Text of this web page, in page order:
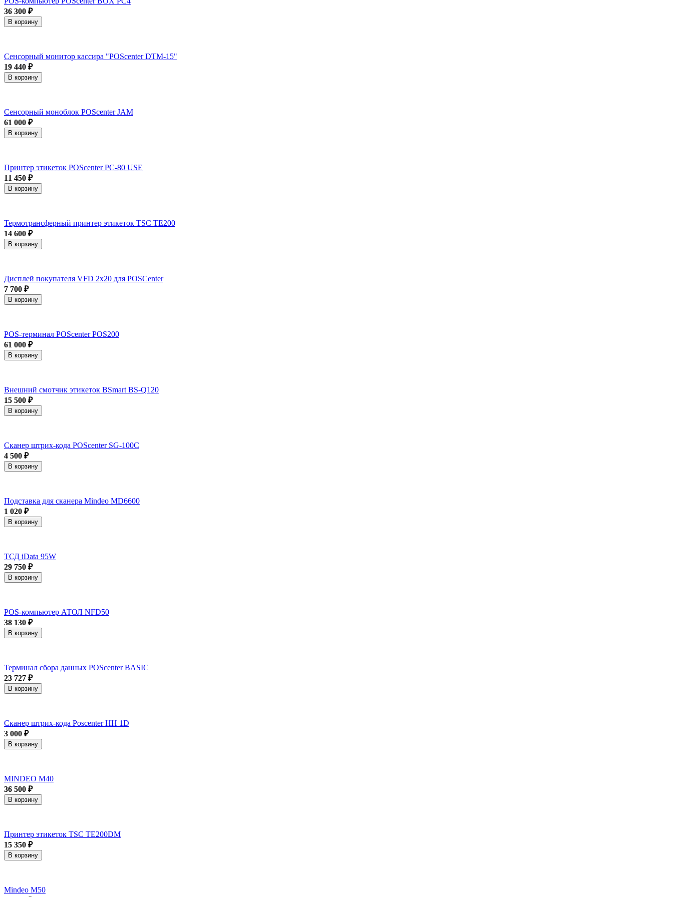
36 300 ₽
В корзину
Сенсорный монитор кассира "POScenter DTM-15"
19 440 ₽
В корзину
Сенсорный моноблок POScenter JAM
61 000 ₽
В корзину
Принтер этикеток POScenter PC-80 USE
11 450 ₽
В корзину
Термотрансферный принтер этикеток TSC TE200
14 600 ₽
В корзину
Дисплей покупателя VFD 2x20 для POSCenter
7 700 ₽
В корзину
POS-терминал POScenter POS200
61 000 ₽
В корзину
Внешний смотчик этикеток BSmart BS-Q120
15 500 ₽
В корзину
Сканер штрих-кода POScenter SG-100C
4 500 ₽
В корзину
Подставка для сканера Mindeo MD6600
1 020 ₽
В корзину
ТСД iData 95W
29 750 ₽
В корзину
POS-компьютер АТОЛ NFD50
38 130 ₽
В корзину
Терминал сбора данных POScenter BASIC
23 727 ₽
В корзину
Сканер штрих-кода Poscenter HH 1D
3 000 ₽
В корзину
MINDEO M40
36 500 ₽
В корзину
Принтер этикеток TSC TE200DM
15 350 ₽
В корзину
Mindeo M50